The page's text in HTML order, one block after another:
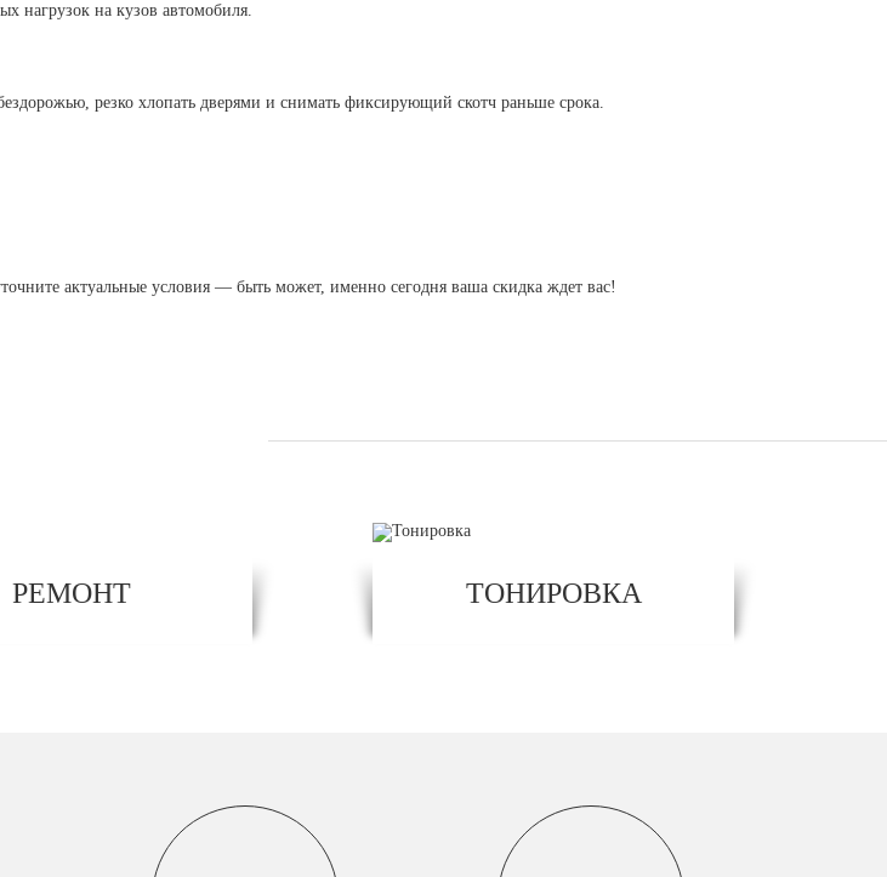
нагрузок на кузов автомобиля.
резко хлопать дверями и снимать фиксирующий скотч раньше срока.
актуальные условия — быть может, именно сегодня ваша скидка ждет вас!
РЕМОНТ ТОНИРОВКА